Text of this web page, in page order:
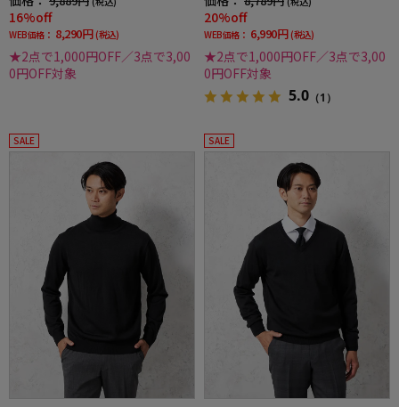
16%off
WEB価格： 8,290円 (税込)
★2点で1,000円OFF／3点で3,00
0円OFF対象
20%off
WEB価格： 6,990円 (税込)
★2点で1,000円OFF／3点で3,00
0円OFF対象
5.0 （1）
SALE SALE